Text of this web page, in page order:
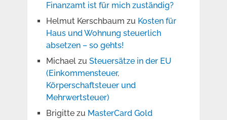
Finanzamt ist für mich zuständig?
Helmut Kerschbaum zu Kosten für
Haus und Wohnung steuerlich
absetzen – so gehts!
Michaelzu Steuersätze in der EU
(Einkommensteuer,
Körperschaftsteuer und
Mehrwertsteuer)
Brigittezu MasterCard Gold